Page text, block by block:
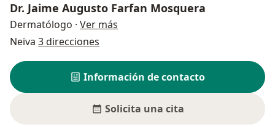
Dr. Jaime Augusto Farfan Mosquera
Dermatólogo · Ver más
Neiva 3 direcciones
Información de contacto
Solicita una cita